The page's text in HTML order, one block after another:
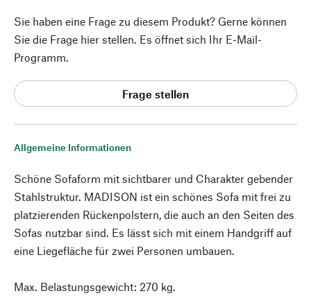
Allgemeine Informationen
Schöne Sofaform mit sichtbarer und Charakter gebender
Stahlstruktur. MADISON ist ein schönes Sofa mit frei zu
platzierenden Rückenpolstern, die auch an den Seiten des
Sofas nutzbar sind. Es lässt sich mit einem Handgriff auf
eine Liegefläche für zwei Personen umbauen.
Max. Belastungsgewicht: 270 kg.
Sie haben eine Frage zu diesem Produkt? Gerne können
Sie die Frage hier stellen. Es öffnet sich Ihr E-Mail-
Programm.
Frage stellen